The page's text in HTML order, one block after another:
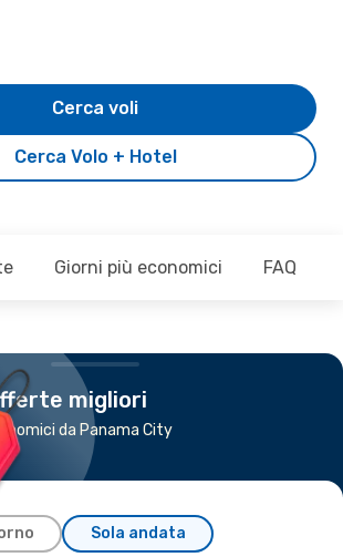
Cerca Volo + Hotel
Cerca voli
Giorni più economici FAQ
migliori
da Panama City
Sola andata